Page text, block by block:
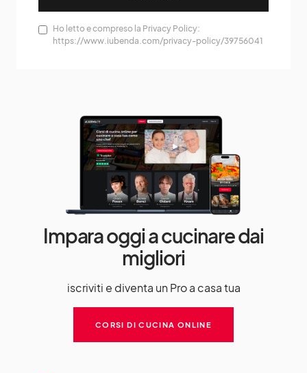
Ho letto e compreso la Privacy Policy:
https://www.iubenda.com/privacy-policy/39756041
Impara oggi a cucinare dai
migliori
iscriviti e diventa un Pro a casa tua
CORSI DI CUCINA ONLINE